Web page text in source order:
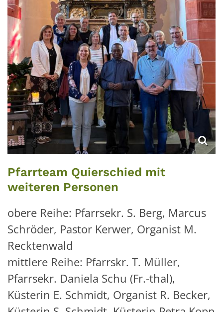
Pfarrteam Quierschied mit
weiteren Personen
obere Reihe: Pfarrsekr. S. Berg, Marcus
Schröder, Pastor Kerwer, Organist M.
Recktenwald
mittlere Reihe: Pfarrskr. T. Müller,
Pfarrsekr. Daniela Schu (Fr.-thal),
Küsterin E. Schmidt, Organist R. Becker,